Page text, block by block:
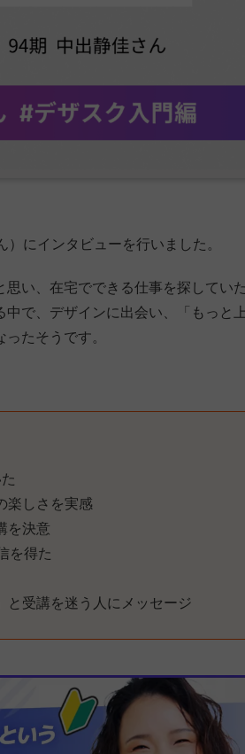
にインタビューを行いました。
い、在宅でできる仕事を探していた
で、デザインに出会い、「もっと上
たそうです。
楽しさを実感
を決意
を得た
と受講を迷う人にメッセージ